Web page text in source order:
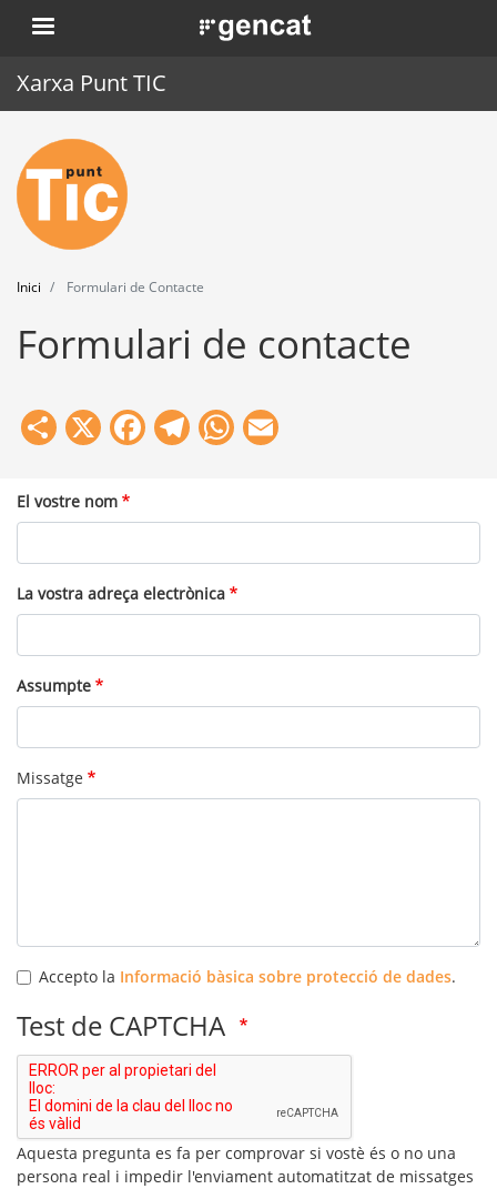
Vés
al
. Obre en una nova finestra.
Xarxa Punt TIC
Inici
Punt TIC
Actualitat
Agenda
Formació
Eines
Inici Formulari de Contacte
Formulari de contacte
Share
X Facebook
Telegram
WhatsApp
El vostre nom
La vostra adreça electrònica
Assumpte
Missatge
Accepto la Informació bàsica sobre protecció de dades.
Test de CAPTCHA
Aquesta pregunta es fa per comprovar si vostè és o no una
persona real i impedir l'enviament automatitzat de missatges